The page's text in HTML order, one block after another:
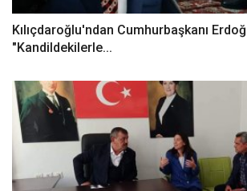
Kılıçdaroğlu'ndan Cumhurbaşkanı
"Kandildekilerle...